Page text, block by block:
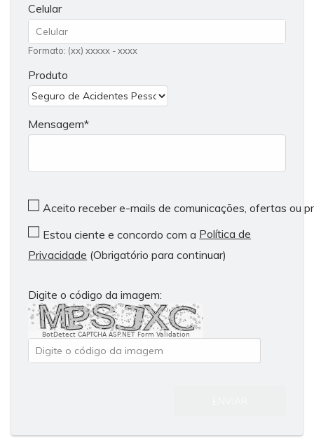
Celular
Formato: (xx) xxxxx - xxxx
Produto
Mensagem
Aceito receber e-mails de comunicações, ofertas ou
Estou ciente e concordo com a Política de
Privacidade (Obrigatório para continuar)
Digite o código da imagem:
BotDetect CAPTCHA ASP.NET Form Validation